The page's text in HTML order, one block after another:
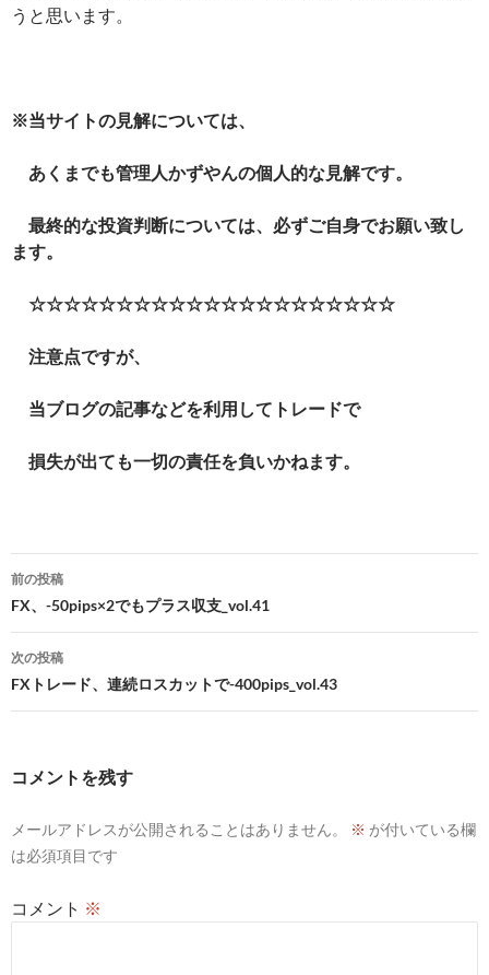
うと思います。
※当サイトの見解については、
あくまでも管理人かずやんの個人的な見解です。
最終的な投資判断については、必ずご自身でお願い致し
ます。
☆☆☆☆☆☆☆☆☆☆☆☆☆☆☆☆☆☆☆☆☆
注意点ですが、
当ブログの記事などを利用してトレードで
損失が出ても一切の責任を負いかねます。
投
稿
ナ
ビ
ゲ
ョ
前の投稿
FX、-50pips×2でもプラス収支_vol.41
次の投稿
FXトレード、連続ロスカットで-400pips_vol.43
コメントを残す
メールアドレスが公開されることはありません。 ※ が付いている欄
は必須項目です
コメント ※